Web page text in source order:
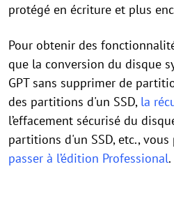
protégé en écriture et plus
Pour obtenir des
que la conversion du disque
GPT sans supprimer de
des partitions d'un SSD, la
l’effacement sécurisé du
partitions d'un SSD, etc., vous
passer à l’édition Professional.